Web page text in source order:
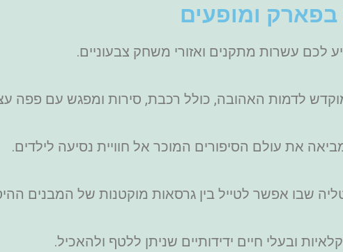
בפארק ומופעים
לכם עשרות מתקנים ואזורי משחק צבעוניים.
לדמות האהובה, כולל רכבת, סירות ומפגש עם פפה
את עולם הסיפורים המוכר אל חוויית נסיעה לילדים.
שבו אפשר לטייל בין גרסאות מוקטנות של המבנים
ובעלי חיים ידידותיים שניתן ללטף ולהאכיל.